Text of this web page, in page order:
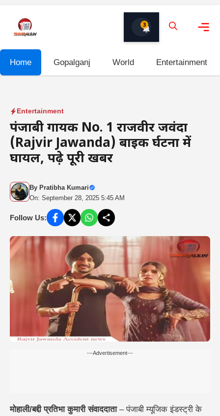
content
3
Home Gopalganj World Entertainment
Entertainment
पंजाबी गायक No. 1 राजवीर जवंदा
(Rajvir Jawanda) बाइक दुर्घटना में
घायल, पढ़े पूरी खबर
By Pratibha Kumari
On: September 28, 2025 5:45 AM
Follow Us:
---Advertisement---
मोहाली/बद्दी प्रतिभा कुमारी संवाददाता– पंजाबी म्यूजिक इंडस्ट्री के